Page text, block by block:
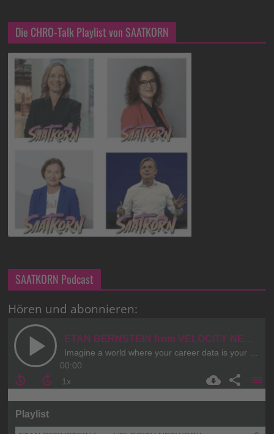
Die CHRO-Talk Playlist von SAATKORN
SAATKORN Podcast
Hören und abonnieren: